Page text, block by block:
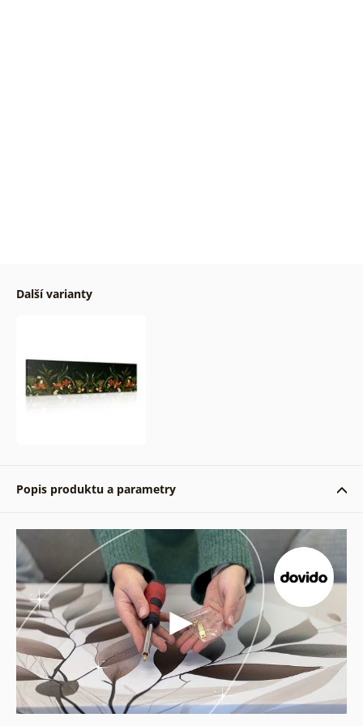
Další varianty
Popis produktu a parametry